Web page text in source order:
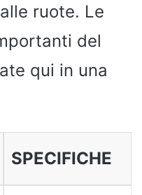
ruote. Le
del
qui in una
SPECIFICHE